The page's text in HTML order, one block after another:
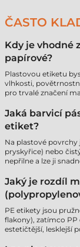
ČASTO
Kdy je vhodné
papírové?
Plastovou etiketu
vlhkosti,
pro trvalé značení
Jaká barvicí
etiket?
Na plastové povrchy
pryskyřice) nebo
nepřilne a lze ji
Jaký je rozdíl
PE etikety jsou
flakony), zatímco PP
estetičtější, lesklejší